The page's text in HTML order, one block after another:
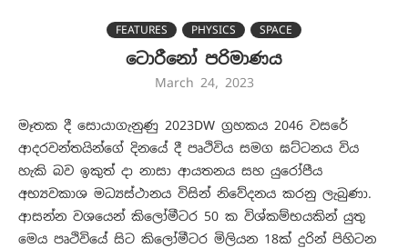
FEATURES PHYSICS SPACE
ට‍ොරීනෝ පරිමාණය
March 24, 2023
මෑතක දී සොයාගැනුණු 2023DW ග්‍රහකය 2046 වසරේ
ආදරවන්තයින්ගේ දිනයේ දී පෘථිවිය සමග ඝට්ටනය විය
හැකි බව ඉකුත් දා නාසා ආයතනය සහ යුරෝපීය
අභ්‍යවකාශ මධ්‍යස්ථානය විසින් නිවේදනය කරනු ලැබුණා.
ආසන්න වශයෙන් කිලෝමීටර 50 ක විශ්කම්භයකින් යුතු
මෙය පෘථිවියේ සිට කිලෝමීටර මිලියන 18ක් දුරින් පිහිටන